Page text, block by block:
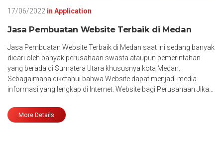
17/06/2022 in Application
Jasa Pembuatan Website Terbaik di Medan
Jasa Pembuatan Website Terbaik di Medan saat ini sedang banyak
dicari oleh banyak perusahaan swasta ataupun pemerintahan
yang berada di Sumatera Utara khususnya kota Medan.
Sebagaimana diketahui bahwa Website dapat menjadi media
informasi yang lengkap di Internet. Website bagi Perusahaan.Jika…
More Details